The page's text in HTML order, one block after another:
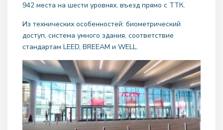
942 места на шести уровнях, въезд прямо с ТТК.
Из технических особенностей: биометрический
доступ, система умного здания, соответствие
стандартам LEED, BREEAM и WELL.